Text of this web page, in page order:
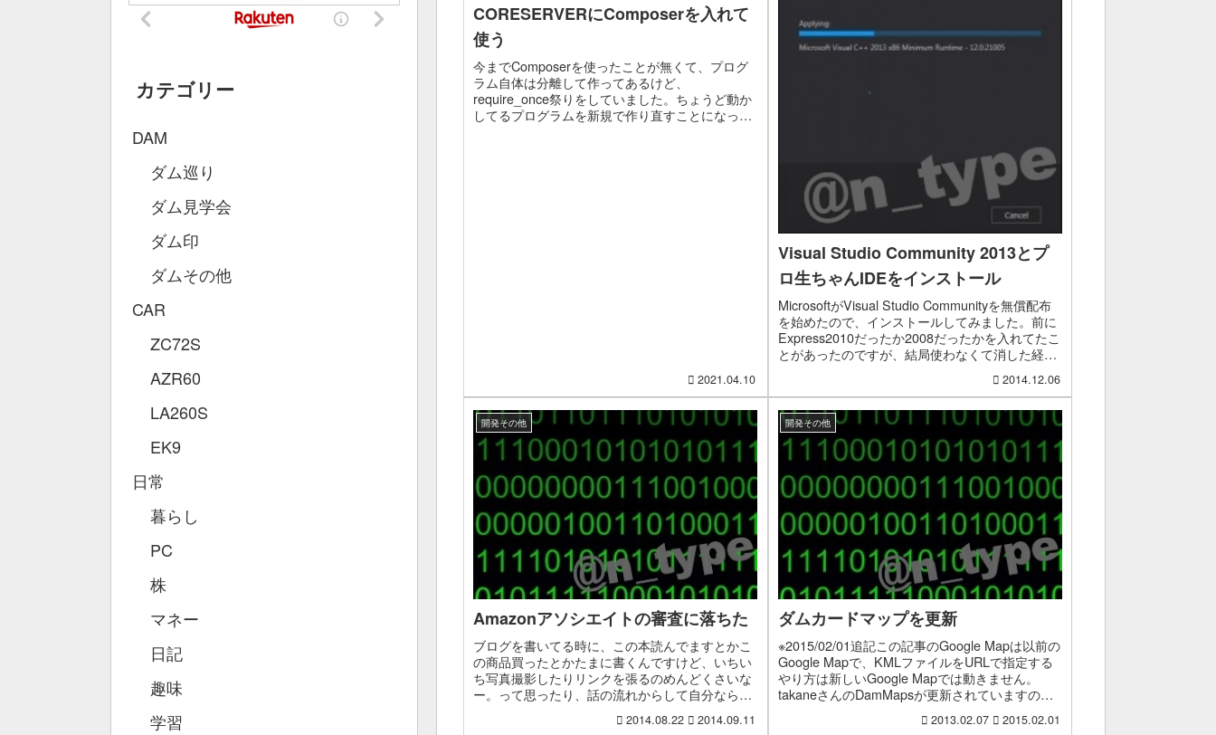
CORESERVERにComposerを入れて
使う
今までComposerを使ったことが無くて、プログ
ラム自体は分離して作ってあるけど、
require_once祭りをしていました。ちょうど動か
してるプログラムを新規で作り直すことになった
2021.04.10
Visual Studio Community 2013とプ
ロ生ちゃんIDEをインストール
MicrosoftがVisual Studio Communityを無償配布
を始めたので、インストールしてみました。前に
Express2010だったか2008だったかを入れてたこ
とがあったのですが、結局使わなくて消した経験
2014.12.06
開発その他
Amazonアソシエイトの審査に落ちた
ブログを書いてる時に、この本読んでますとかこ
の商品買ったとかたまに書くんですけど、いちい
ち写真撮影したりリンクを張るのめんどくさいな
ー。って思ったり、話の流れからして自分ならじ
2014.08.22 2014.09.11
開発その他
ダムカードマップを更新
※2015/02/01追記この記事のGoogle Mapは以前の
Google Mapで、KMLファイルをURLで指定する
やり方は新しいGoogle Mapでは動きません。
takaneさんのDamMapsが更新されていますの
2013.02.07 2015.02.01
カテゴリー
DAM
ダム巡り
ダム見学会
ダム印
ダムその他
CAR
ZC72S
AZR60
LA260S
EK9
日常
暮らし
PC
株
マネー
日記
趣味
学習